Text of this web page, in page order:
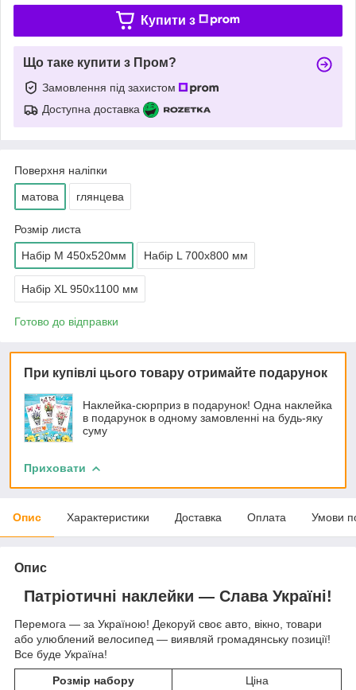
Купити з
Що таке купити з Пром?
Замовлення під захистом
Доступна доставка
Поверхня наліпки
матова глянцева
Розмір листа
Набір М 450x520мм Набір L 700x800 мм
Набір ХL 950x1100 мм
Готово до відправки
При купівлі цього товару отримайте подарунок
Наклейка-сюрприз в подарунок! Одна наклейка
в подарунок в одному замовленні на будь-яку
суму
Приховати
Опис Характеристики Доставка Оплата Умови
Опис
Патріотичні наклейки ― Слава Україні!
Перемога ― за Україною! Декоруй своє авто, вікно, товари
або улюблений велосипед ― виявляй громадянську позиції!
Все буде Україна!
Розмір набору
Ціна